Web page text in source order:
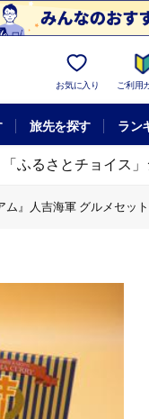
お気に入り ご利用
旅先を探す ラン
「ふるさとチョイス
ム』人吉海軍 グルメセッ